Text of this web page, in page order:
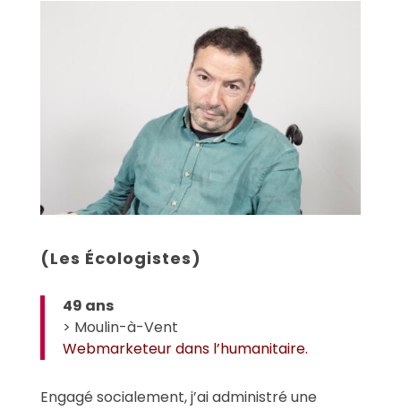
(Les Écologistes)
49 ans
> Moulin-à-Vent
Webmarketeur dans l’humanitaire.
Engagé socialement, j’ai administré une